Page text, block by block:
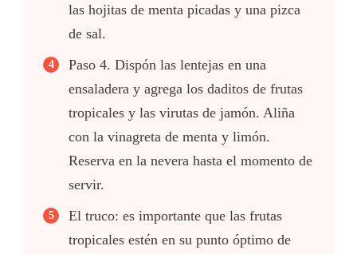
las hojitas de menta picadas y una pizca
de sal.
Paso 4. Dispón las lentejas en una
ensaladera y agrega los daditos de frutas
tropicales y las virutas de jamón. Aliña
con la vinagreta de menta y limón.
Reserva en la nevera hasta el momento de
servir.
El truco: es importante que las frutas
tropicales estén en su punto óptimo de